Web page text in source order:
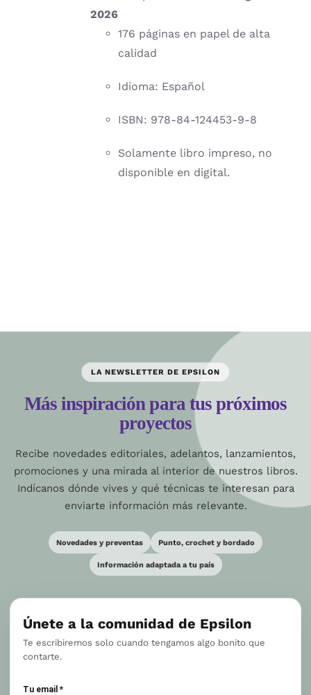
2026
176 páginas en papel de alta
calidad
Idioma: Español
ISBN: 978-84-124453-9-8
Solamente libro impreso, no
disponible en digital.
LA NEWSLETTER DE EPSILON
Más inspiración para tus próximos
proyectos
Recibe novedades editoriales, adelantos, lanzamientos,
promociones y una mirada al interior de nuestros libros.
Indícanos dónde vives y qué técnicas te interesan para
enviarte información más relevante.
Novedades y preventas Punto, crochet y bordado
Información adaptada a tu país
Únete a la comunidad de Epsilon
Te escribiremos solo cuando tengamos algo bonito que
contarte.
Tu email *